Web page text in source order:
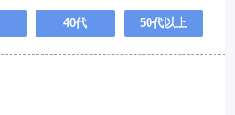
40代 50代以上